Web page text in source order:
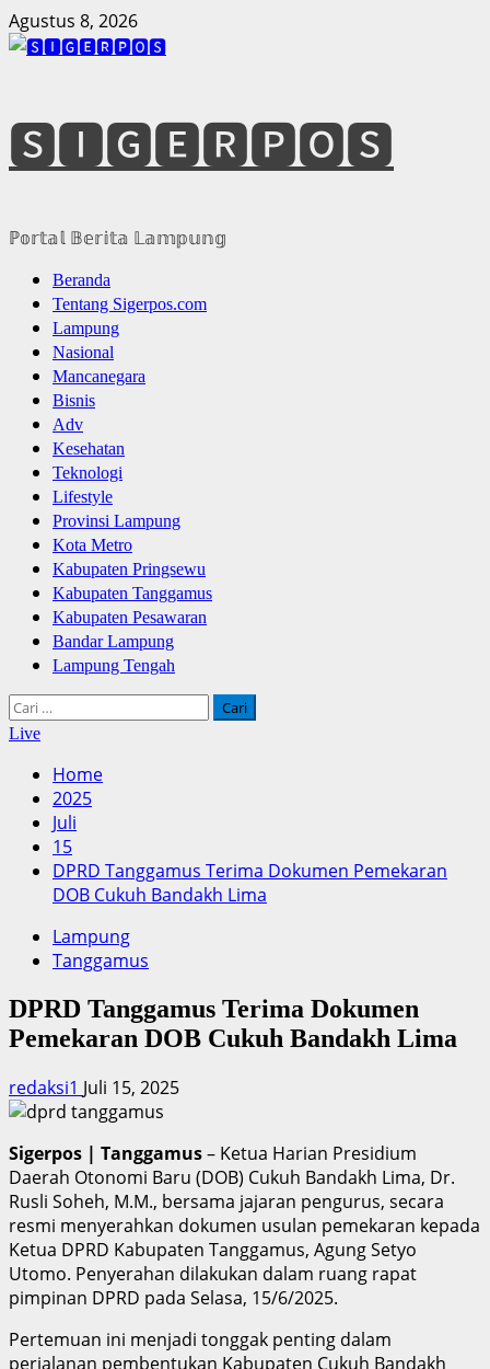
Skip
to
Agustus 8, 2026
🆂🅸🅶🅴🆁🅿🅾🆂
ℙ𝕠𝕣𝕥𝕒𝕝 𝔹𝕖𝕣𝕚𝕥𝕒 𝕃𝕒𝕞𝕡𝕦𝕟𝕘
Primary
Menu
Beranda
Tentang Sigerpos.com
Lampung
Nasional
Mancanegara
Bisnis
Adv
Kesehatan
Teknologi
Lifestyle
Provinsi Lampung
Kota Metro
Kabupaten Pringsewu
Kabupaten Tanggamus
Kabupaten Pesawaran
Bandar Lampung
Lampung Tengah
Cari
untuk:
Live
Home
2025
Juli
15
DPRD Tanggamus Terima Dokumen Pemekaran
DOB Cukuh Bandakh Lima
Lampung
Tanggamus
DPRD Tanggamus Terima Dokumen
Pemekaran DOB Cukuh Bandakh Lima
redaksi1 Juli 15, 2025
Sigerpos | Tanggamus– Ketua Harian Presidium
Daerah Otonomi Baru (DOB) Cukuh Bandakh Lima, Dr.
Rusli Soheh, M.M., bersama jajaran pengurus, secara
resmi menyerahkan dokumen usulan pemekaran kepada
Ketua DPRD Kabupaten Tanggamus, Agung Setyo
Utomo. Penyerahan dilakukan dalam ruang rapat
pimpinan DPRD pada Selasa, 15/6/2025.
Pertemuan ini menjadi tonggak penting dalam
perjalanan pembentukan Kabupaten Cukuh Bandakh